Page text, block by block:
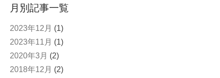
月別記事一覧
2023年12月 (1)
2023年11月 (1)
2020年3月 (2)
2018年12月 (2)